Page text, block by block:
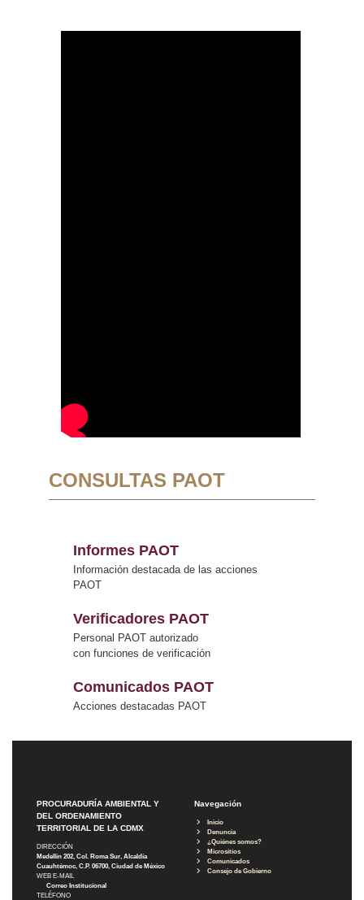
CONSULTAS PAOT
Informes PAOT
Información destacada de las acciones
PAOT
Verificadores PAOT
Personal PAOT autorizado
con funciones de verificación
Comunicados PAOT
Acciones destacadas PAOT
PROCURADURÍA AMBIENTAL Y
DEL ORDENAMIENTO
TERRITORIAL DE LA CDMX
DIRECCIÓN
Medellín 202, Col. Roma Sur, Alcaldía
Cuauhtémoc, C.P. 06700, Ciudad de México
WEB E-MAIL
Correo Institucional
TELÉFONO
Navegación
Inicio
Denuncia
¿Quiénes somos?
Micrositios
Comunicados
Consejo de Gobierno